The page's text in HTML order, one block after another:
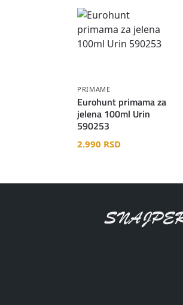
PRIMAME
Eurohunt primama za
jelena 100ml Urin
590253
2.990 RSD